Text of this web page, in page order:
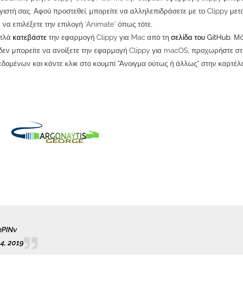
σας. Αφού προστεθεί, μπορείτε να αλληλεπιδράσετε με το Clippy
επιλέξετε την επιλογή 'Animate' όπως τότε.
κατεβάστε την εφαρμογή Clippy για Mac από τη σελίδα του GitHub.
μπορείτε να ανοίξετε την εφαρμογή Clippy για macOS, προχωρήστε
και κάντε κλικ στο κουμπί "Άνοιγμα ούτως ή άλλως" στην
2019